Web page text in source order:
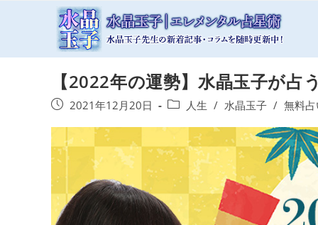
ン
【2022年の運勢】水晶玉子が
投
公
開
日:
2021年12月20日
投
カ
テ
ゴ
リ
ー:
人生 / 水晶玉子 / 無料